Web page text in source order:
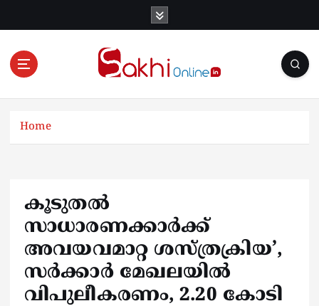
Online News Portal
Home
കൂടുതൽ
സാധാരണക്കാര്‍ക്ക്
അവയവമാറ്റ ശസ്ത്രക്രിയ’,
സര്‍ക്കാര്‍ മേഖലയിൽ
വിപുലീകരണം, 2.20 കോടി